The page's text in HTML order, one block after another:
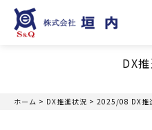
DX-
DX
ホーム > DX推進状況 > 2025/08 DX推